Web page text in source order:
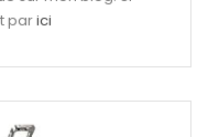
parici